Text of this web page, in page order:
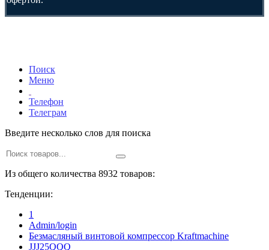
Поиск
Меню
Телефон
Телеграм
Введите несколько слов для поиска
Из общего количества 8932 товаров:
Тенденции:
1
Admin/login
Безмасляный винтовой компрессор Kraftmaсhine
JJJ25QQQ